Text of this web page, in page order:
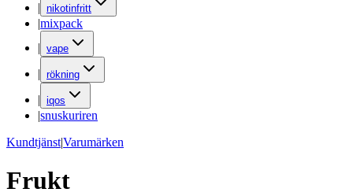
| nikotinfritt
|mixpack
| vape
| rökning
| iqos
|snuskuriren
Kundtjänst|Varumärken
Frukt